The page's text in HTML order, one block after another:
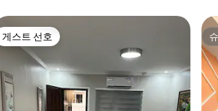
게스트 선호
게스트 선호